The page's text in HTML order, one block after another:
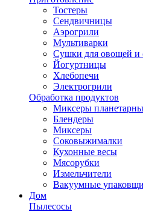
Тостеры
Сендвичницы
Аэрогрили
Мультиварки
Сушки для овощей и
Йогуртницы
Хлебопечи
Электрогрили
Обработка продуктов
Миксеры
Блендеры
Миксеры
Соковыжималки
Кухонные весы
Мясорубки
Измельчители
Вакуумные
Дом
Пылесосы